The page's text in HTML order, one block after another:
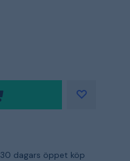
30 dagars öppet köp